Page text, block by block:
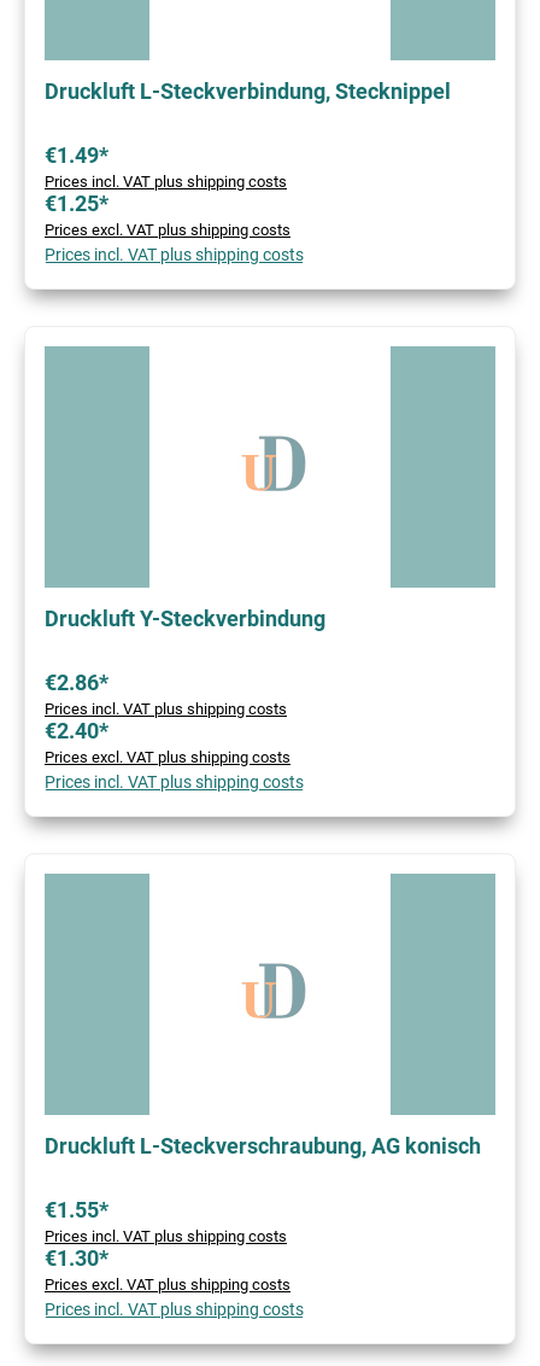
Druckluft L-Steckverbindung, Stecknippel
€1.49*
Prices incl. VAT plus shipping costs
€1.25*
Prices excl. VAT plus shipping costs
Prices incl. VAT plus shipping costs
Druckluft Y-Steckverbindung
€2.86*
Prices incl. VAT plus shipping costs
€2.40*
Prices excl. VAT plus shipping costs
Prices incl. VAT plus shipping costs
Druckluft L-Steckverschraubung, AG konisch
€1.55*
Prices incl. VAT plus shipping costs
€1.30*
Prices excl. VAT plus shipping costs
Prices incl. VAT plus shipping costs